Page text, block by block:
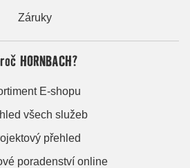
Záruky
HORNBACH?
E-shopu
všech služeb
přehled
poradenství online